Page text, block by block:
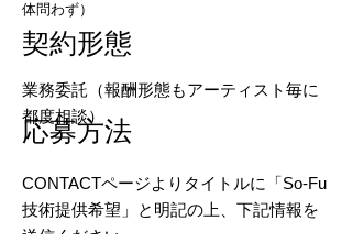
​契約形態
​応募方法
体問わず）
業務委託（報酬形態もアーティスト毎に
都度相談）
CONTACTページよりタイトルに「So-Fu
技術提供希望」と明記の上、下記情報を
送信ください。